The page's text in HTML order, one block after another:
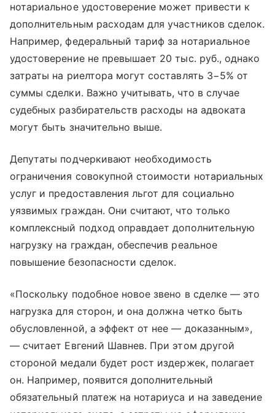
нотариальное удостоверение может привести к
дополнительным расходам для участников сделок.
Например, федеральный тариф за нотариальное
удостоверение не превышает 20 тыс. руб., однако
затраты на риелтора могут составлять 3−5% от
суммы сделки. Важно учитывать, что в случае
судебных разбирательств расходы на адвоката
могут быть значительно выше.
Депутаты подчеркивают необходимость
ограничения совокупной стоимости нотариальных
услуг и предоставления льгот для социально
уязвимых граждан. Они считают, что только
комплексный подход оправдает дополнительную
нагрузку на граждан, обеспечив реальное
повышение безопасности сделок.
«Поскольку подобное новое звено в сделке — это
нагрузка для сторон, и она должна четко быть
обусловленной, а эффект от нее — доказанным»,
— считает Евгений Шавнев. При этом другой
стороной медали будет рост издержек, полагает
он. Например, появится дополнительный
обязательный платеж на нотариуса и на заведение